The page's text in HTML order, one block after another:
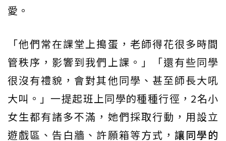
愛。
「他們常在課堂上搗蛋，老師得花很多時間
管秩序，影響到我們上課。」「還有些同學
很沒有禮貌，會對其他同學、甚至師長大吼
大叫。」一提起班上同學的種種行徑，2名小
女生都有諸多不滿，她們採取行動，用設立
遊戲區、告白牆、許願箱等方式， 讓同學的